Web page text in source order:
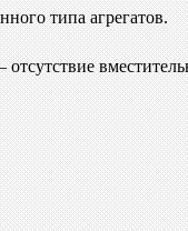
типа агрегатов.